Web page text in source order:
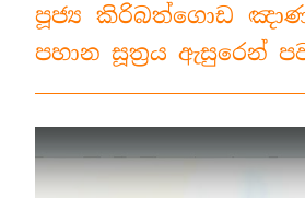
පූජ්‍ය කිරිබත්ගොඩ
පහාන සූත්‍රය ඇසුරෙන්